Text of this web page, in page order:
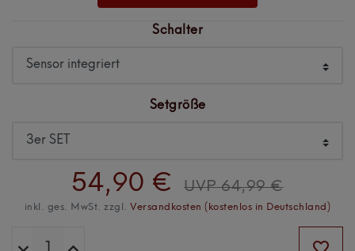
Schalter
Setgröße
54,90 € UVP 64,99 €
inkl. ges. MwSt. zzgl.Versandkosten (kostenlos in Deutschland)